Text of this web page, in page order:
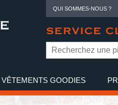
QUI SOMMES-NOUS ?
SERVICE
VÊTEMENTS GOODIES
NOUS